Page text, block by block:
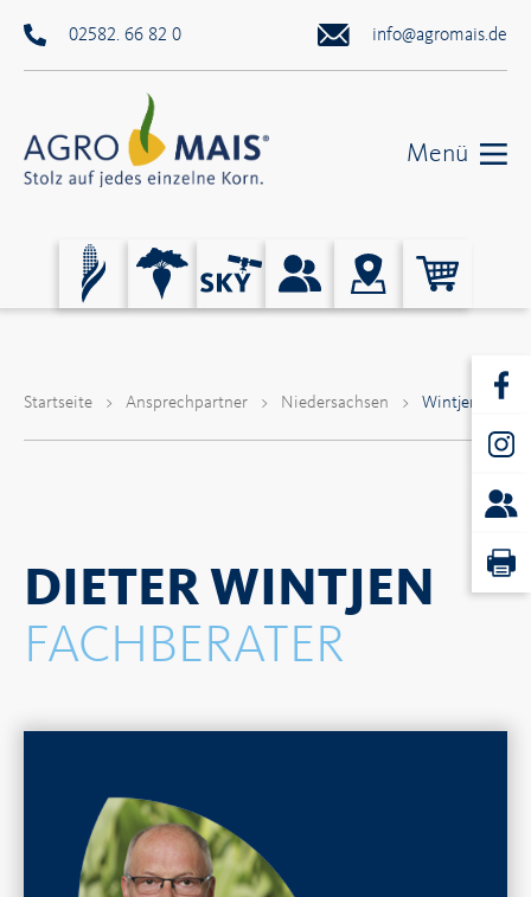
02582. 66 82 0 info@agromais.de
Menü
Startseite > Ansprechpartner > Niedersachsen > Wintjen
DIETER WINTJEN
FACHBERATER